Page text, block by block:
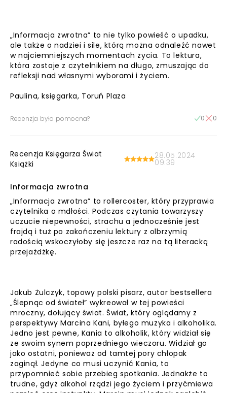
„Informacja zwrotna” to nie tylko powieść o upadku,
ale także o nadziei i sile, którą można odnaleźć nawet
w najciemniejszych momentach życia. To lektura,
która zostaje z czytelnikiem na długo, zmuszając do
refleksji nad własnymi wyborami i życiem.
Paulina, księgarka, Toruń Plaza
Recenzja była pomocna? 0 0
Recenzja Księgarza Świat
Książki
28.05.2024
09:39
Informacja zwrotna
„Informacja zwrotna” to rollercoster, który przyprawia
czytelnika o mdłości. Podczas czytania towarzyszy
uczucie niepewności, strachu a jednocześnie jest
frajdą i tuż po zakończeniu lektury z olbrzymią
radością wskoczyłoby się jeszcze raz na tą literacką
przejażdżkę.
Jakub Żulczyk, topowy polski pisarz, autor bestsellera
„Ślepnąc od świateł” wykreował w tej powieści
mroczny, dołujący świat. Świat, który oglądamy z
perspektywy Marcina Kani, byłego muzyka i alkoholika.
Jedno jest pewne, Kania to alkoholik, który widział się
ze swoim synem poprzedniego wieczoru. Widział go
jako ostatni, ponieważ od tamtej pory chłopak
zaginął. Jedyne co musi uczynić Kania, to
przypomnieć sobie przebieg spotkania. Jednakże to
trudne, gdyż alkohol rządzi jego życiem i przyćmiewa